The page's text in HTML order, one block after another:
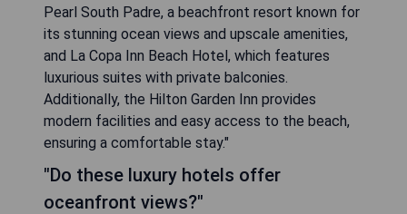
Pearl South Padre, a beachfront resort known for
its stunning ocean views and upscale amenities,
and La Copa Inn Beach Hotel, which features
luxurious suites with private balconies.
Additionally, the Hilton Garden Inn provides
modern facilities and easy access to the beach,
ensuring a comfortable stay."
"Do these luxury hotels offer
oceanfront views?"